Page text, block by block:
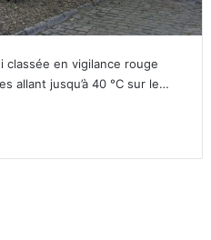
classée en vigilance rouge
allant jusqu’à 40 °C sur le…